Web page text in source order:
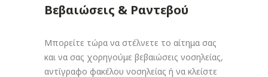
Βεβαιώσεις & Ραντεβού
Μπορείτε τώρα να στέλνετε το αίτημα σας
και να σας χορηγούμε βεβαιώσεις νοσηλείας,
αντίγραφο φακέλου νοσηλείας ή να κλείστε